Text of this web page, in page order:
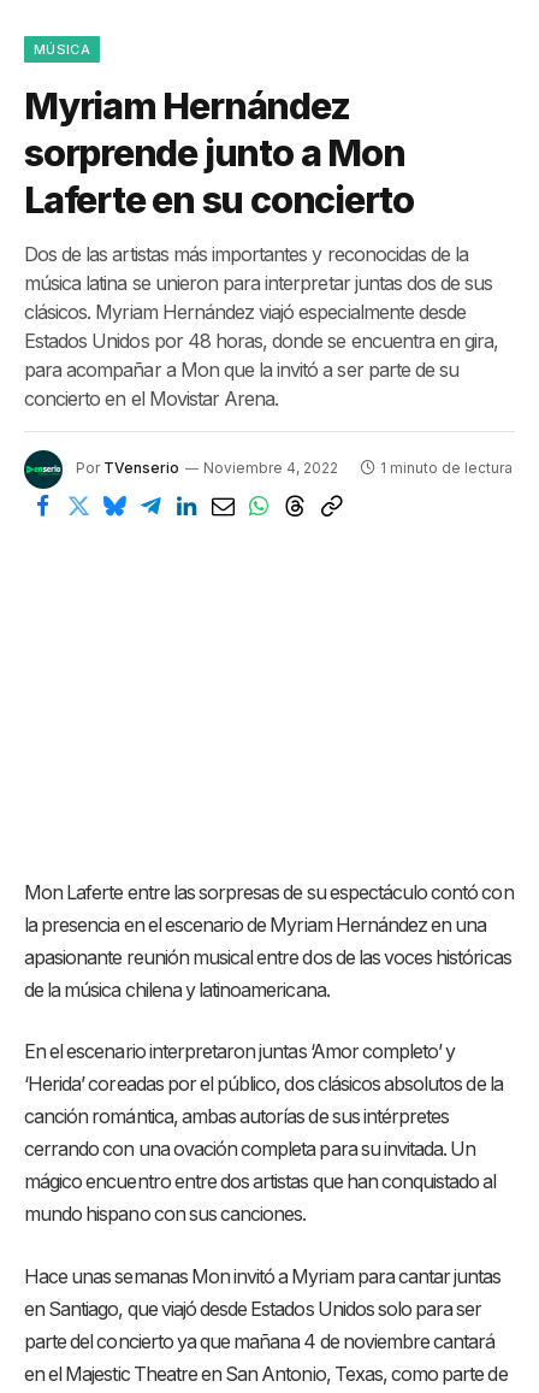
MÚSICA
Myriam Hernández
sorprende junto a Mon
Laferte en su concierto
Dos de las artistas más importantes y reconocidas de la
música latina se unieron para interpretar juntas dos de sus
clásicos. Myriam Hernández viajó especialmente desde
Estados Unidos por 48 horas, donde se encuentra en gira,
para acompañar a Mon que la invitó a ser parte de su
concierto en el Movistar Arena.
Por TVenserio Noviembre 4, 2022 1 minuto de lectura
Mon Laferte entre las sorpresas de su espectáculo contó con
la presencia en el escenario de Myriam Hernández en una
apasionante reunión musical entre dos de las voces históricas
de la música chilena y latinoamericana.
En el escenario interpretaron juntas ‘Amor completo’ y
‘Herida’ coreadas por el público, dos clásicos absolutos de la
canción romántica, ambas autorías de sus intérpretes
cerrando con una ovación completa para su invitada. Un
mágico encuentro entre dos artistas que han conquistado al
mundo hispano con sus canciones.
Hace unas semanas Mon invitó a Myriam para cantar juntas
en Santiago, que viajó desde Estados Unidos solo para ser
parte del concierto ya que mañana 4 de noviembre cantará
en el Majestic Theatre en San Antonio, Texas, como parte de